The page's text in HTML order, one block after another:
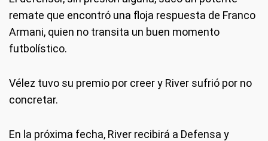
remate que encontró una floja respuesta de Franco
Armani, quien no transita un buen momento
futbolístico.
Vélez tuvo su premio por creer y River sufrió por no
concretar.
En la próxima fecha, River recibirá a Defensa y